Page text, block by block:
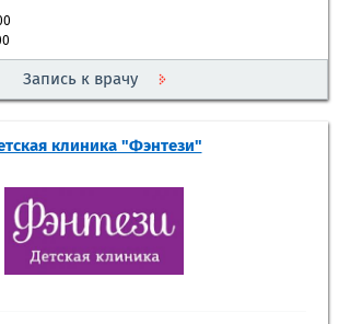
Запись к врачу
клиника "Фэнтези"